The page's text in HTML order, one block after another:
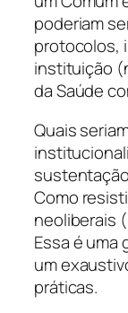
poderiam
protocolos,
instituição
da Saúde
Quais
Como
neoliberais
Essa é uma
um
práticas.